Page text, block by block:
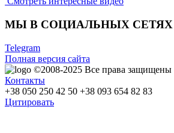
МЫ В СОЦИАЛЬНЫХ СЕТЯХ
Telegram
Полная версия сайта
©2008-2025 Все права защищены
Контакты
+38 050 250 42 50 +38 093 654 82 83
Цитировать